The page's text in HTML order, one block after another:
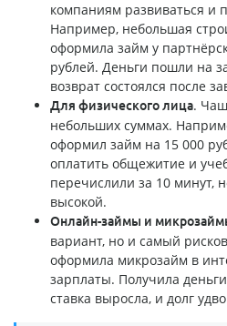
компаниям развиваться и
Например, небольшая
оформила займ у
рублей. Деньги пошли на
возврат состоялся после
Для физического лица.
небольших суммах.
оформил займ на 15 000
оплатить общежитие и
перечислили за 10 минут,
высокой.
Онлайн-займы и
вариант, но и самый
оформила микрозайм в
зарплаты. Получила
ставка выросла, и долг